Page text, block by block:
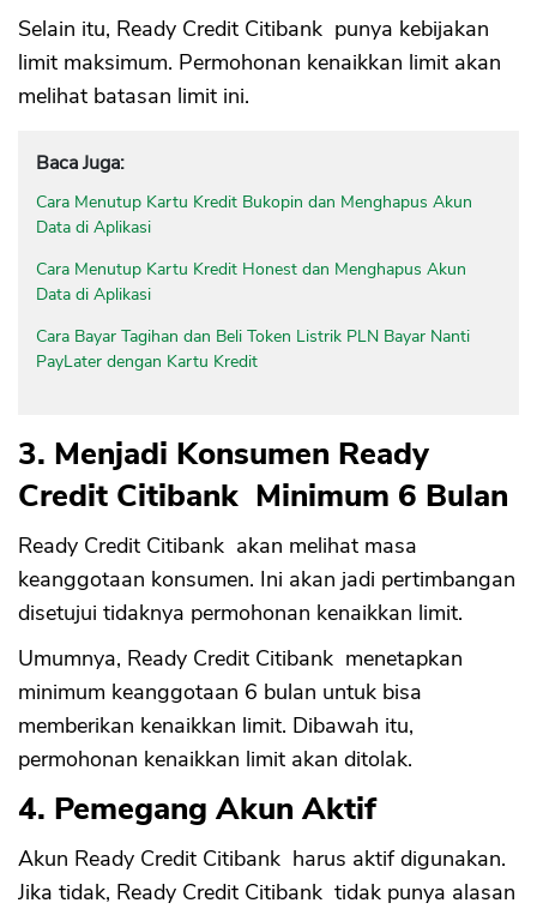
Selain itu, Ready Credit Citibank punya kebijakan
limit maksimum. Permohonan kenaikkan limit akan
melihat batasan limit ini.
Baca Juga:
Cara Menutup Kartu Kredit Bukopin dan Menghapus Akun
Data di Aplikasi
Cara Menutup Kartu Kredit Honest dan Menghapus Akun
Data di Aplikasi
Cara Bayar Tagihan dan Beli Token Listrik PLN Bayar Nanti
PayLater dengan Kartu Kredit
3. Menjadi Konsumen Ready
Credit Citibank Minimum 6 Bulan
Ready Credit Citibank akan melihat masa
keanggotaan konsumen. Ini akan jadi pertimbangan
disetujui tidaknya permohonan kenaikkan limit.
Umumnya, Ready Credit Citibank menetapkan
minimum keanggotaan 6 bulan untuk bisa
memberikan kenaikkan limit. Dibawah itu,
permohonan kenaikkan limit akan ditolak.
4. Pemegang Akun Aktif
Akun Ready Credit Citibank harus aktif digunakan.
Jika tidak, Ready Credit Citibank tidak punya alasan